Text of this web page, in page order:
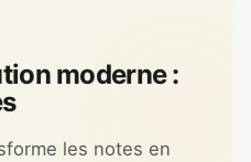
moderne :
les notes en